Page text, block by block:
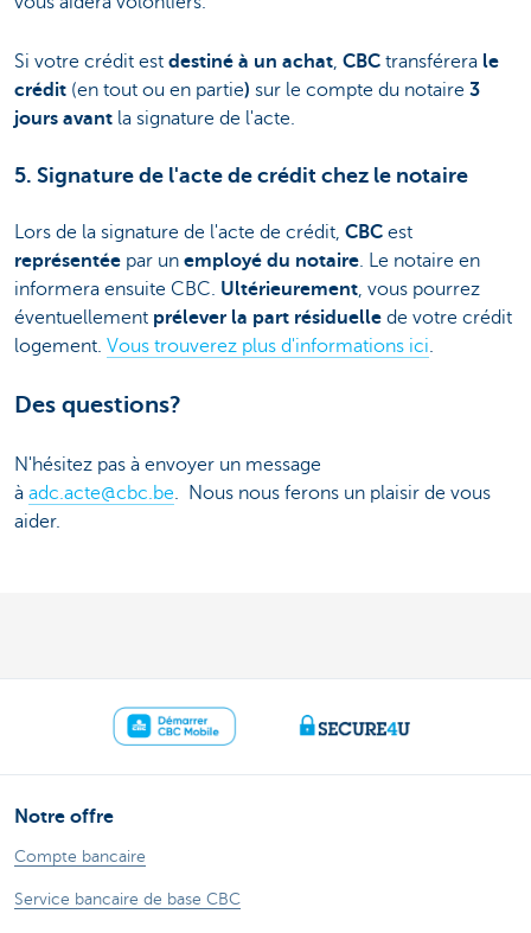
Si votre crédit est destiné à un achat, CBC transférera le
crédit (en tout ou en partie) sur le compte du notaire 3
jours avant la signature de l'acte.
5. Signature de l'acte de crédit chez le notaire
Lors de la signature de l'acte de crédit, CBC est
représentée par un employé du notaire. Le notaire en
informera ensuite CBC. Ultérieurement, vous pourrez
éventuellement prélever la part résiduelle de votre crédit
logement. Vous trouverez plus d'informations ici.
Des questions?
N'hésitez pas à envoyer un message
à adc.acte@cbc.be. Nous nous ferons un plaisir de vous
aider.
Notre offre
Compte bancaire
Service bancaire de base CBC